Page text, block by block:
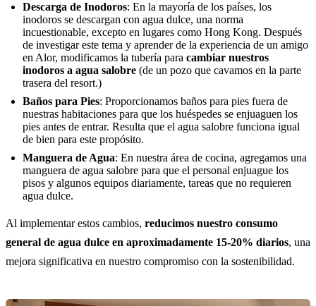
Descarga de Inodoros: En la mayoría de los países, los
inodoros se descargan con agua dulce, una norma
incuestionable, excepto en lugares como Hong Kong. Después
de investigar este tema y aprender de la experiencia de un amigo
en Alor, modificamos la tubería para cambiar nuestros
inodoros a agua salobre (de un pozo que cavamos en la parte
trasera del resort.)
Baños para Pies: Proporcionamos baños para pies fuera de
nuestras habitaciones para que los huéspedes se enjuaguen los
pies antes de entrar. Resulta que el agua salobre funciona igual
de bien para este propósito.
Manguera de Agua: En nuestra área de cocina, agregamos una
manguera de agua salobre para que el personal enjuague los
pisos y algunos equipos diariamente, tareas que no requieren
agua dulce.
Al implementar estos cambios, reducimos nuestro consumo
general de agua dulce en aproximadamente 15-20% diarios, una
mejora significativa en nuestro compromiso con la sostenibilidad.